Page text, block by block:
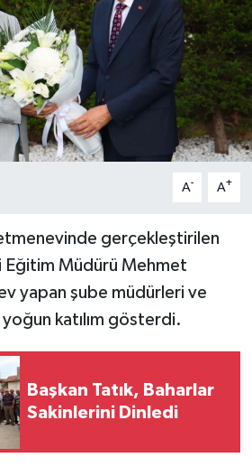
A- A+
gerçekleştirilen
Eğitim Müdürü Mehmet
yapan şube müdürleri ve
katılım gösterdi.
Başkan Tatık, Baharlar
Sakinlerini Dinledi